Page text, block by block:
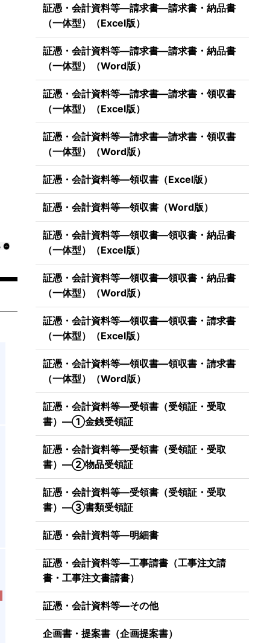
証憑・会計資料等―請求書―請求書・納品書
（一体型）（Excel版）
証憑・会計資料等―請求書―請求書・納品書
（一体型）（Word版）
証憑・会計資料等―請求書―請求書・領収書
（一体型）（Excel版）
証憑・会計資料等―請求書―請求書・領収書
（一体型）（Word版）
証憑・会計資料等―領収書（Excel版）
証憑・会計資料等―領収書（Word版）
証憑・会計資料等―領収書―領収書・納品書
（一体型）（Excel版）
証憑・会計資料等―領収書―領収書・納品書
（一体型）（Word版）
証憑・会計資料等―領収書―領収書・請求書
（一体型）（Excel版）
証憑・会計資料等―領収書―領収書・請求書
（一体型）（Word版）
証憑・会計資料等―受領書（受領証・受取
書）―①金銭受領証
証憑・会計資料等―受領書（受領証・受取
書）―②物品受領証
証憑・会計資料等―受領書（受領証・受取
書）―③書類受領証
証憑・会計資料等―明細書
証憑・会計資料等―工事請書（工事注文請
書・工事注文書請書）
証憑・会計資料等―その他
企画書・提案書（企画提案書）